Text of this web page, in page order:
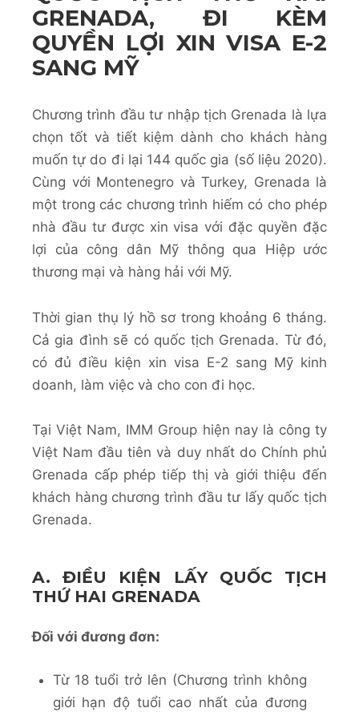
GRENADA, ĐI KÈM
QUYỀN LỢI XIN VISA E-2
SANG MỸ
Chương trình đầu tư nhập tịch Grenada là lựa
chọn tốt và tiết kiệm dành cho khách hàng
muốn tự do đi lại 144 quốc gia (số liệu 2020).
Cùng với Montenegro và Turkey, Grenada là
một trong các chương trình hiếm có cho phép
nhà đầu tư được xin visa với đặc quyền đặc
lợi của công dân Mỹ thông qua Hiệp ước
thương mại và hàng hải với Mỹ.
Thời gian thụ lý hồ sơ trong khoảng 6 tháng.
Cả gia đình sẽ có quốc tịch Grenada. Từ đó,
có đủ điều kiện xin visa E-2 sang Mỹ kinh
doanh, làm việc và cho con đi học.
Tại Việt Nam, IMM Group hiện nay là công ty
Việt Nam đầu tiên và duy nhất do Chính phủ
Grenada cấp phép tiếp thị và giới thiệu đến
khách hàng chương trình đầu tư lấy quốc tịch
Grenada.
A. ĐIỀU KIỆN LẤY QUỐC TỊCH
THỨ HAI GRENADA
Đối với đương đơn:
Từ 18 tuổi trở lên (Chương trình không
giới hạn độ tuổi cao nhất của đương